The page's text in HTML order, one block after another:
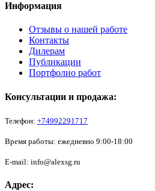
Информация
Отзывы о нашей работе
Контакты
Дилерам
Публикации
Портфолио работ
Консультации и продажа:
Телефон: +74992291717
Время работы: ежедневно 9:00-18:00
E-mail: info@alexsg.ru
Адрес: